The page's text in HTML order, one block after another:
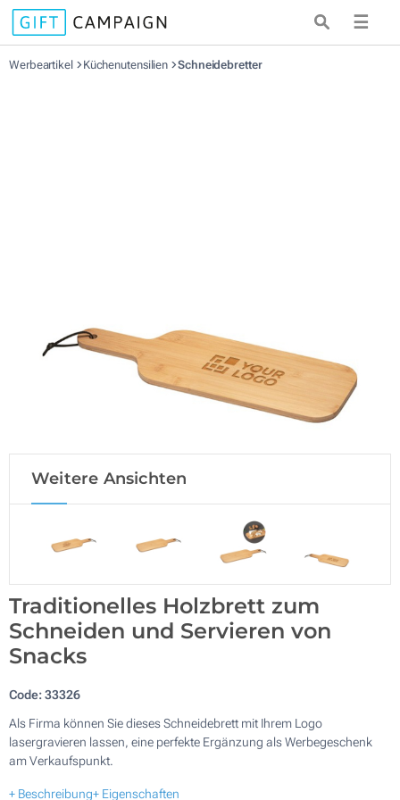
☰
Werbeartikel Küchenutensilien Schneidebretter
Weitere Ansichten
Traditionelles Holzbrett zum
Schneiden und Servieren von
Snacks
Code:33326
Als Firma können Sie dieses Schneidebrett mit Ihrem Logo
lasergravieren lassen, eine perfekte Ergänzung als Werbegeschenk
am Verkaufspunkt.
+ Beschreibung+ Eigenschaften